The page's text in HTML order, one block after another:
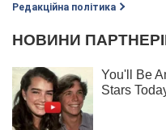
Редакційна політика